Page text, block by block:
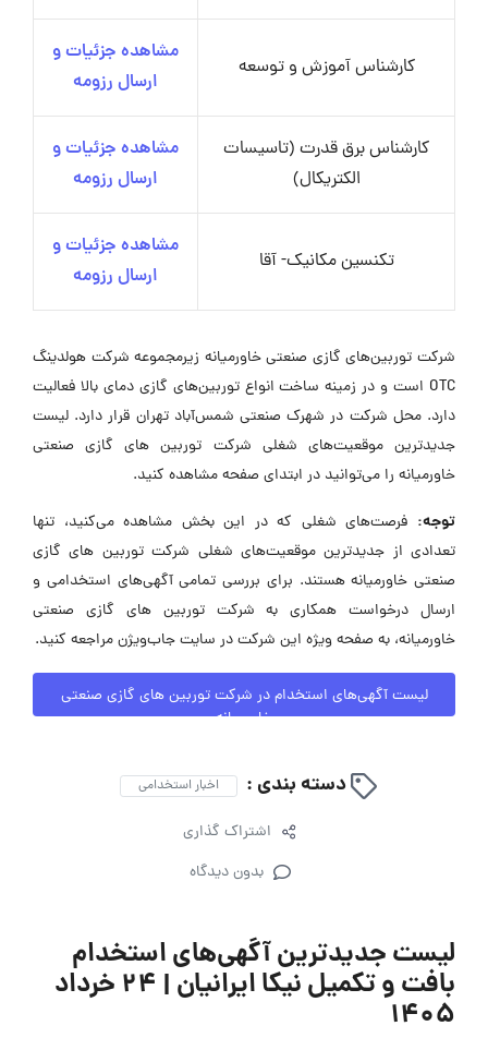
کارشناس آموزش و توسعه
مشاهده جزئیات و
ارسال رزومه
کارشناس برق قدرت (تاسیسات
الکتریکال)
مشاهده جزئیات و
ارسال رزومه
تکنسین مکانیک- آقا
مشاهده جزئیات و
ارسال رزومه
شرکت توربین‌های گازی صنعتی خاورمیانه زیرمجموعه شرکت هولدینگ
OTC است و در زمینه ساخت انواع توربین‌های گازی دمای بالا فعالیت
دارد. محل شرکت در شهرک صنعتی شمس‌آباد تهران قرار دارد. لیست
جدیدترین موقعیت‌های شغلی شرکت توربین های گازی صنعتی
خاورمیانه را می‌توانید در ابتدای صفحه مشاهده کنید.
توجه: فرصت‌های شغلی که در این بخش مشاهده می‌کنید، تنها
تعدادی از جدیدترین موقعیت‌های شغلی شرکت توربین های گازی
صنعتی خاورمیانه هستند. برای بررسی تمامی آگهی‌های استخدامی و
ارسال درخواست همکاری به شرکت توربین های گازی صنعتی
خاورمیانه، به صفحه ویژه این شرکت در سایت جاب‌ویژن مراجعه کنید.
لیست آگهی‌های استخدام در شرکت توربین های گازی صنعتی
خاورمیانه
دسته بندی : اخبار استخدامی
اشتراک گذاری
بدون دیدگاه
لیست جدیدترین آگهی‌های استخدام
بافت و تکمیل نیکا ایرانیان | ۲۴ خرداد
۱۴۰۵